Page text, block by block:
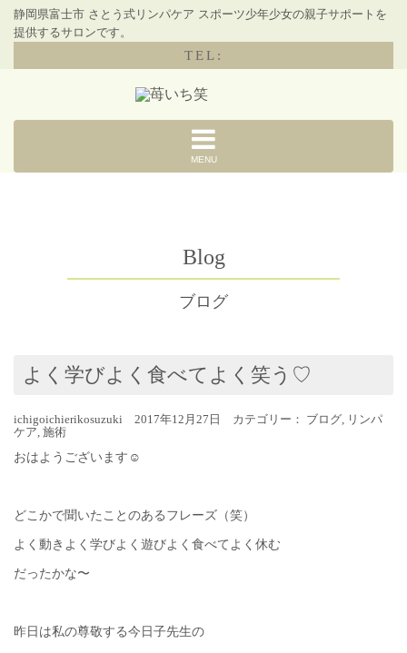
静岡県富士市 さとう式リンパケア スポーツ少年少女の親子サポートを
提供するサロンです。
TEL:
MENU
Blog
ブログ
よく学びよく食べてよく笑う♡
ichigoichierikosuzuki 2017年12月27日 カテゴリー： ブログ, リンパ
ケア, 施術
おはようございます☺︎
どこかで聞いたことのあるフレーズ（笑）
よく動きよく学びよく遊びよく食べてよく休む
だったかな〜
昨日は私の尊敬する今日子先生の